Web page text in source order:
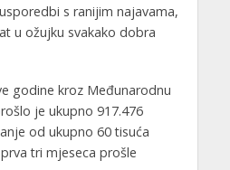
s ranijim najavama,
u ožujku svakako dobra
godine kroz Međunarodnu
je ukupno 917.476
od ukupno 60 tisuća
tri mjeseca prošle